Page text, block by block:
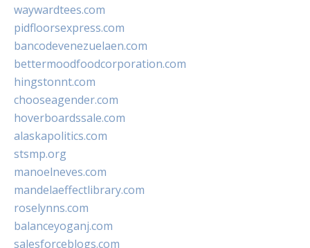
waywardtees.com
pidfloorsexpress.com
bancodevenezuelaen.com
bettermoodfoodcorporation.com
hingstonnt.com
chooseagender.com
hoverboardssale.com
alaskapolitics.com
stsmp.org
manoelneves.com
mandelaeffectlibrary.com
roselynns.com
balanceyoganj.com
salesforceblogs.com